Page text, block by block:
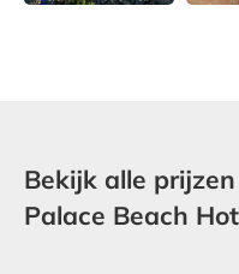
Bekijk alle
Palace Beach